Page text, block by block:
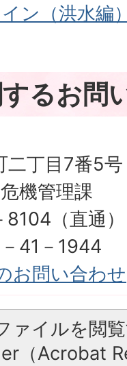
ン（洪水編
るお問
二丁目7番5号
機管理課
（直通）
41－1944
お問い合わせ
ァイルを閲
（Acrobat